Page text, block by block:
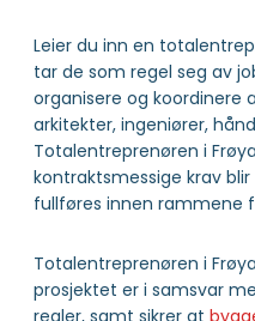
Leier du inn en
tar de som regel seg av
organisere og koordinere
arkitekter, ingeniører,
Totalentreprenøren i
kontraktsmessige krav
fullføres innen rammene
Totalentreprenøren i
prosjektet er i samsvar